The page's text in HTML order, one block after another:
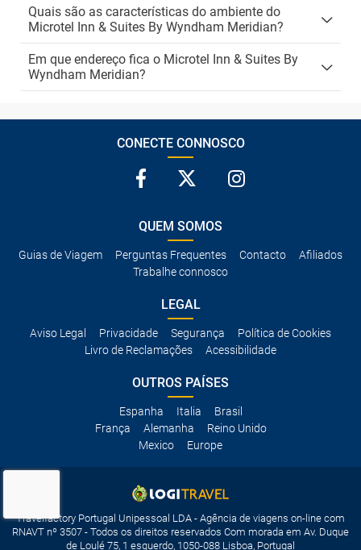
Quais são as características do ambiente do
Microtel Inn & Suites By Wyndham Meridian?
Em que endereço fica o Microtel Inn & Suites By
Wyndham Meridian?
CONECTE CONNOSCO
QUEM SOMOS
Guias de Viagem Perguntas Frequentes Contacto
Afiliados
Trabalhe connosco
LEGAL
Aviso Legal Privacidade Segurança
Política de Cookies
Livro de Reclamações
Acessibilidade
OUTROS PAÍSES
Espanha Italia
Brasil
França
Alemanha
Reino Unido
Mexico
Europe
Travelfactory Portugal Unipessoal LDA - Agência de viagens on-line com
RNAVT nº 3507 - Todos os direitos reservados Com morada em Av. Duque
de Loulé 75, 1 esquerdo, 1050-088 Lisboa, Portugal